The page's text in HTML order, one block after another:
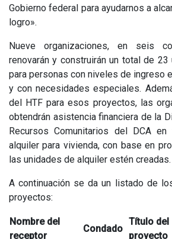
Gobierno federal para ayudarnos a
logro».
Nueve organizaciones, en seis
renovarán y construirán un total de
para personas con niveles de ingreso
y con necesidades especiales.
del HTF para esos proyectos, las
obtendrán asistencia financiera de la
Recursos Comunitarios del DCA
alquiler para vivienda, con base en
las unidades de alquiler estén creadas.
A continuación se da un listado de
proyectos:
Nombre del
receptor
Condado
Título del
proyecto